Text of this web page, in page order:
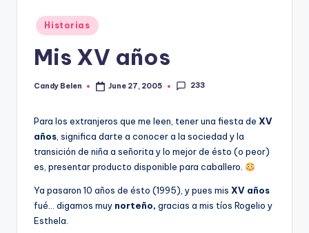
Posted
in
Historias
Mis XV años
Posted
Candy Belen June 27, 2005 233
Para los extranjeros que me leen, tener una fiesta de XV
años, significa darte a conocer a la sociedad y la
transición de niña a señorita y lo mejor de ésto (o peor)
es, presentar producto disponible para caballero.
Ya pasaron 10 años de ésto (1995), y pues mis XV años
fué… digamos muy norteño, gracias a mis tíos Rogelio y
Esthela.